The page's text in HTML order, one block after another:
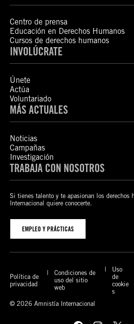
Centro de prensa
Educación en Derechos Humanos
Cursos de derechos humanos
INVOLÚCRATE
Únete
Actúa
Voluntariado
MÁS ACTUALES
Noticias
Campañas
Investigación
TRABAJA CON NOSOTROS
Si tienes talento y te apasionan los derechos
Internacional quiere conocerte.
EMPLEO Y PRÁCTICAS
Política de
privacidad
Condiciones de
uso del sitio
web
Uso
de
cookie
s
© 2026 Amnistía Internacional